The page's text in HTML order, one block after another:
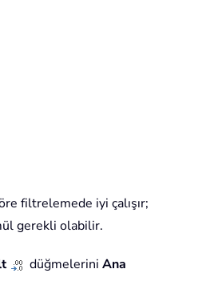
filtrelemede iyi çalışır;
gerekli olabilir.
düğmelerini Ana